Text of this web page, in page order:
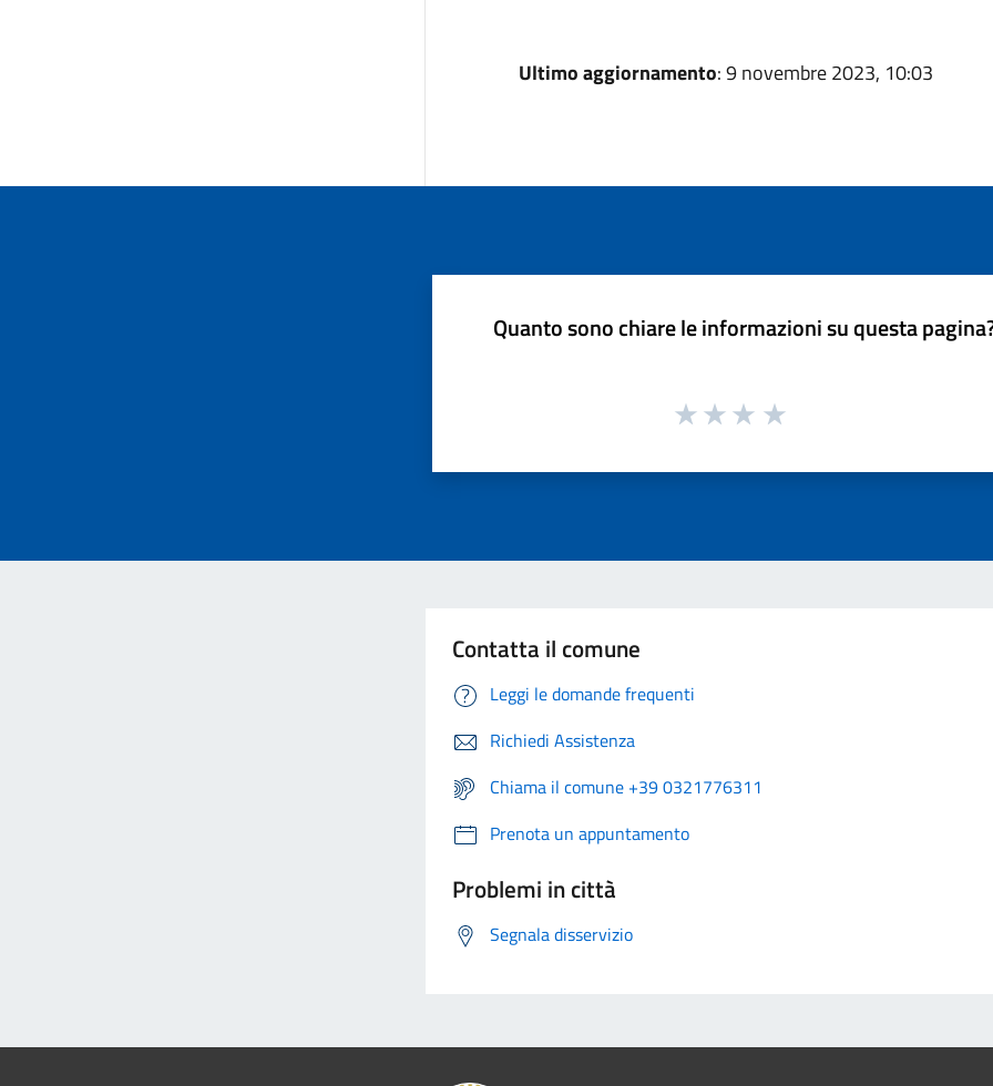
Ultimo aggiornamento: 9 novembre 2023, 10:03
Quanto sono chiare le informazioni su questa
Contatta il comune
Leggi le domande frequenti
Richiedi Assistenza
Chiama il comune +39 0321776311
Prenota un appuntamento
Problemi in città
Segnala disservizio